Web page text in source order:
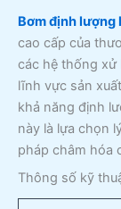
Bơm định lượng
cao cấp của
các hệ thống xử
lĩnh vực sản
khả năng định
này là lựa chọn
pháp châm hóa
Thông số kỹ